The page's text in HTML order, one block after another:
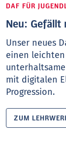
DAF FÜR
Neu: Gefällt
Unser neues
einen
mit digitalen
Progression.
ZUM